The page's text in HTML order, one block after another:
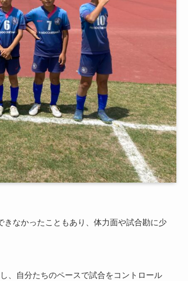
なかったこともあり、体力面や試合勘に少
、自分たちのペースで試合をコントロール